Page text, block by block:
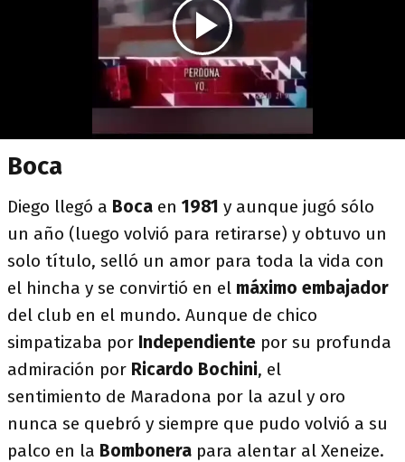
Boca
Diego llegó a Boca en 1981 y aunque jugó sólo
un año (luego volvió para retirarse) y obtuvo un
solo título, selló un amor para toda la vida con
el hincha y se convirtió en el máximo embajador
del club en el mundo. Aunque de chico
simpatizaba por Independiente por su profunda
admiración por Ricardo Bochini, el
sentimiento de Maradona por la azul y oro
nunca se quebró y siempre que pudo volvió a su
palco en la Bombonera para alentar al Xeneize.